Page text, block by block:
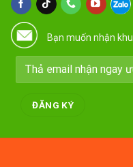
Bạn muốn nhận